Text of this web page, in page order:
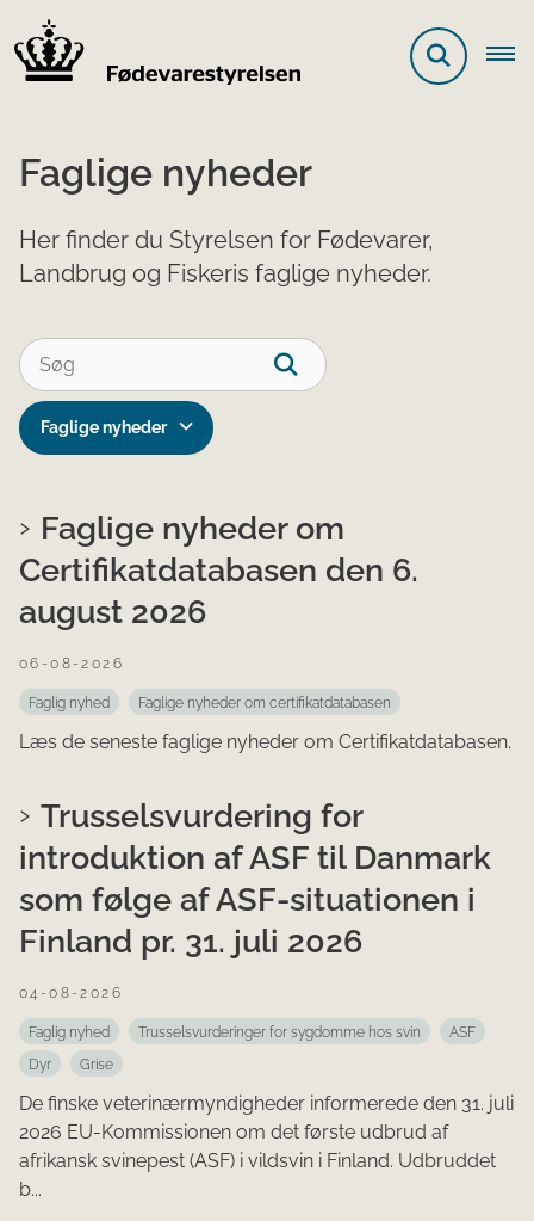
Faglige nyheder
Her finder du Styrelsen for Fødevarer,
Landbrug og Fiskeris faglige nyheder.
Faglige nyheder
Faglige nyheder om
Certifikatdatabasen den 6.
august 2026
06-08-2026
Faglig nyhed Faglige nyheder om certifikatdatabasen
Læs de seneste faglige nyheder om Certifikatdatabasen.
Trusselsvurdering for
introduktion af ASF til Danmark
som følge af ASF-situationen i
Finland pr. 31. juli 2026
04-08-2026
Faglig nyhed Trusselsvurderinger for sygdomme hos svin
ASF
Dyr
Grise
De finske veterinærmyndigheder informerede den 31. juli
2026 EU-Kommissionen om det første udbrud af
afrikansk svinepest (ASF) i vildsvin i Finland. Udbruddet
b...